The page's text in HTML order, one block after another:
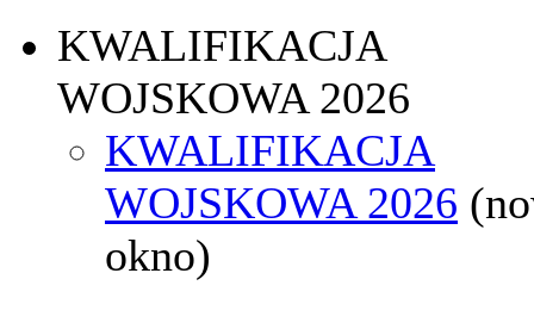
KWALIFIKACJA
WOJSKOWA 2026
KWALIFIKACJA
WOJSKOWA 2026
okno)